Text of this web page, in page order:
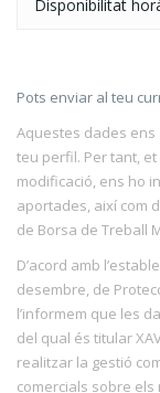
Pots enviar al teu
Aquestes dades
teu perfil. Per tant,
modificació, ens ho
aportades, així com
de Borsa de Treball
D’acord amb
desembre, de
l’informem que les
del qual és titular
realitzar la gestió
comercials sobre